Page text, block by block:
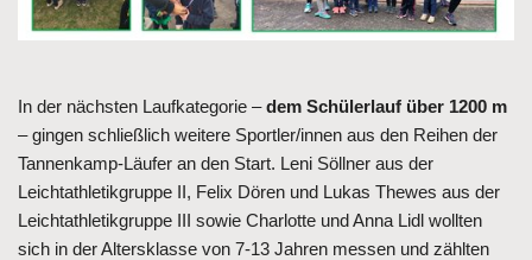
In der nächsten Laufkategorie –dem Schülerlauf über 1200 m
– gingen schließlich weitere Sportler/innen aus den Reihen der
Tannenkamp-Läufer an den Start. Leni Söllner aus der
Leichtathletikgruppe II, Felix Dören und Lukas Thewes aus der
Leichtathletikgruppe III sowie Charlotte und Anna Lidl wollten
sich in der Altersklasse von 7-13 Jahren messen und zählten